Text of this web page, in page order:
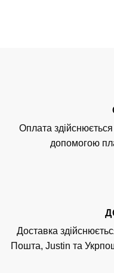
Оплата
допомогою
Доставка
Пошта, Justin та